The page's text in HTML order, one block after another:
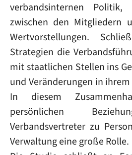
verbandsinternen Politik,
zwischen den Mitgliedern
Wertvorstellungen.
Strategien die
mit staatlichen Stellen ins
und Veränderungen in
In diesem
persönlichen
Verbandsvertreter zu
Verwaltung eine große Rolle.